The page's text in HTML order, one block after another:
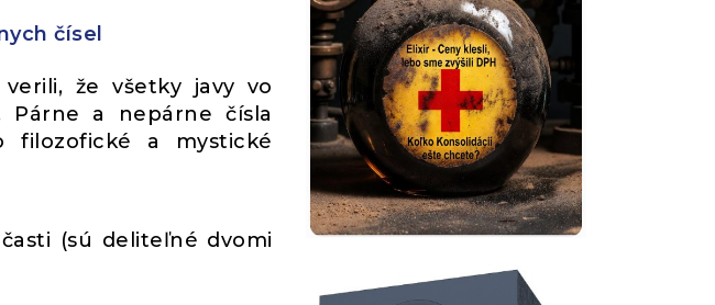
čísel
že všetky javy vo
Párne a nepárne čísla
filozofické a mystické
(sú deliteľné dvomi